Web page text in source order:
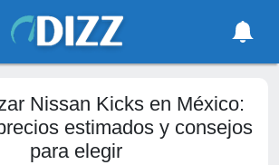
Nissan Kicks en México:
estimados y consejos
para elegir